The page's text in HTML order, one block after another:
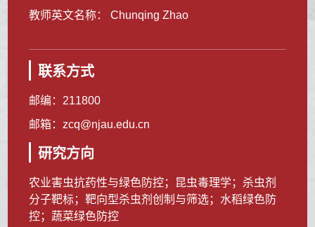
教师英文名称： Chunqing Zhao
联系方式
邮编： 211800
邮箱： zcq@njau.edu.cn
研究方向
农业害虫抗药性与绿色防控；昆虫毒理学；杀虫剂
分子靶标；靶向型杀虫剂创制与筛选；水稻绿色防
控；蔬菜绿色防控